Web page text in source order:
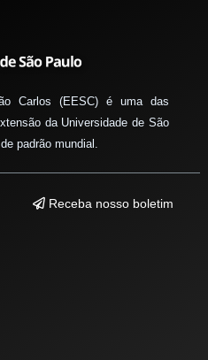
Carlos (EESC) é uma das
da Universidade de São
padrão mundial.
Receba nosso boletim